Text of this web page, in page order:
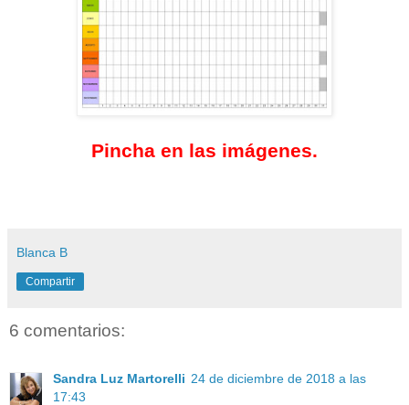
Pincha en las imágenes.
Blanca B
Compartir
6 comentarios:
Sandra Luz Martorelli 24 de diciembre de 2018 a las
17:43